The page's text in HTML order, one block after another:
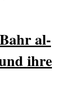
al-
ihre